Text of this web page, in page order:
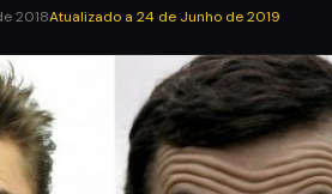
2018Atualizado a 24 de Junho de 2019